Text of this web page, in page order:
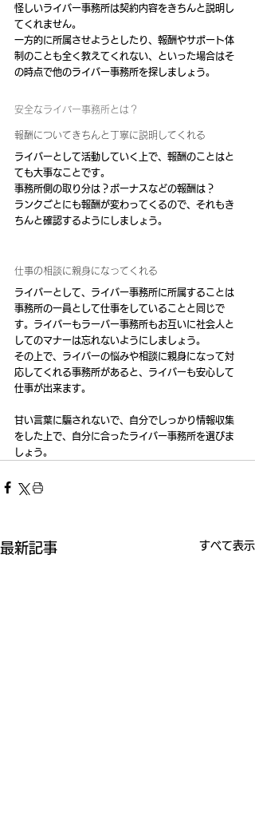
怪しいライバー事務所は契約内容をきちんと説明し
てくれません。
一方的に所属させようとしたり、報酬やサポート体
制のことも全く教えてくれない、といった場合はそ
の時点で他のライバー事務所を探しましょう。
安全なライバー事務所とは？
報酬についてきちんと丁寧に説明してくれる
ライバーとして活動していく上で、報酬のことはと
ても大事なことです。
事務所側の取り分は？ボーナスなどの報酬は？
ランクごとにも報酬が変わってくるので、それもき
ちんと確認するようにしましょう。
仕事の相談に親身になってくれる
ライバーとして、ライバー事務所に所属することは
事務所の一員として仕事をしていることと同じで
す。ライバーもラーバー事務所もお互いに社会人と
してのマナーは忘れないようにしましょう。
その上で、ライバーの悩みや相談に親身になって対
応してくれる事務所があると、ライバーも安心して
仕事が出来ます。
甘い言葉に騙されないで、自分でしっかり情報収集
をした上で、自分に合ったライバー事務所を選びま
しょう。
最新記事 すべて表示